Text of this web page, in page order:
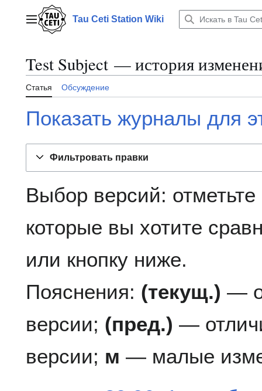
содержаниюГлавное менюTau Ceti Station Wiki
Test Subject — история
Статья Обсуждение
Показать журналы для
Фильтровать правки
Выбор версий:
которые вы хотите
или кнопку ниже.
Пояснения: (текущ.) —
версии; (пред.) —
версии; м — малые